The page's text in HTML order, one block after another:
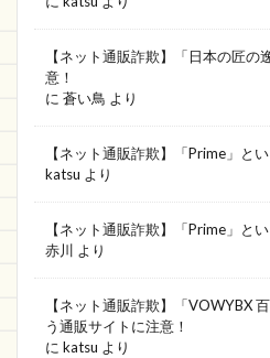
データベース
OC si ri to
SHOP NOW
trade
Fashion
ヤマザキ
晴れ堂
OKZTE
EnglishCafe
Ronteks
helenstore
ソフマップ
アクティビ
ブックオフ
mougku
FedEx
【ネット通販詐欺】「日本の匠
意！
に 蒼い鳥 より
【ネット通販詐欺】「Prime」と
katsu より
【ネット通販詐欺】「Prime」と
赤川 より
【ネット通販詐欺】「VOWYBX
う通販サイトに注意！
に katsu より